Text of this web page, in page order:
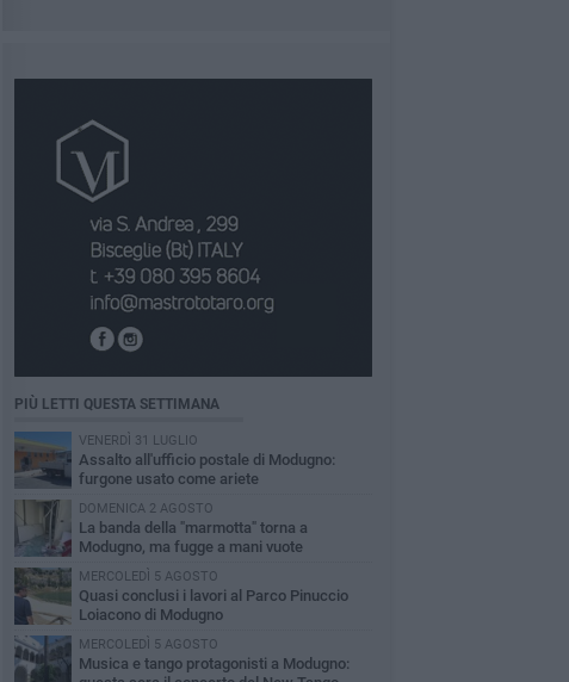
PIÙ LETTI QUESTA SETTIMANA
VENERDÌ 31 LUGLIO
Assalto all'ufficio postale di Modugno:
furgone usato come ariete
DOMENICA 2 AGOSTO
La banda della "marmotta" torna a
Modugno, ma fugge a mani vuote
MERCOLEDÌ 5 AGOSTO
Quasi conclusi i lavori al Parco Pinuccio
Loiacono di Modugno
MERCOLEDÌ 5 AGOSTO
Musica e tango protagonisti a Modugno: